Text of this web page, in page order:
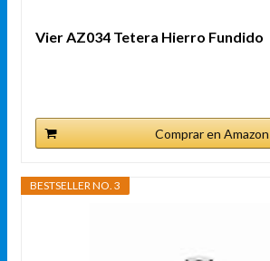
Vier AZ034 Tetera Hierro Fundido
Comprar en Amazon
BESTSELLER NO. 3